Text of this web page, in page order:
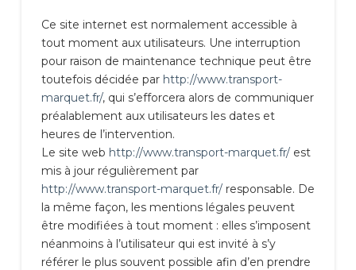
Ce site internet est normalement accessible à
tout moment aux utilisateurs. Une interruption
pour raison de maintenance technique peut être
toutefois décidée par http://www.transport-
marquet.fr/, qui s’efforcera alors de communiquer
préalablement aux utilisateurs les dates et
heures de l’intervention.
Le site web http://www.transport-marquet.fr/est
mis à jour régulièrement par
http://www.transport-marquet.fr/responsable. De
la même façon, les mentions légales peuvent
être modifiées à tout moment : elles s’imposent
néanmoins à l’utilisateur qui est invité à s’y
référer le plus souvent possible afin d’en prendre